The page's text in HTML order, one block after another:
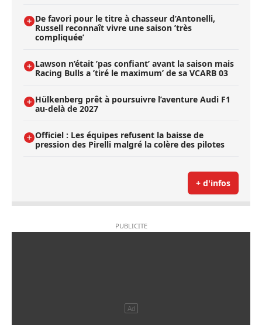
De favori pour le titre à chasseur d’Antonelli,
Russell reconnaît vivre une saison ’très
compliquée’
Lawson n’était ’pas confiant’ avant la saison mais
Racing Bulls a ’tiré le maximum’ de sa VCARB 03
Hülkenberg prêt à poursuivre l’aventure Audi F1
au-delà de 2027
Officiel : Les équipes refusent la baisse de
pression des Pirelli malgré la colère des pilotes
+ d'infos